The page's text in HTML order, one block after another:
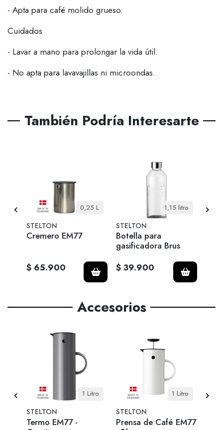
- Apta para café molido grueso.
Cuidados
- Lavar a mano para prolongar la vida útil.
- No apta para lavavajillas ni microondas.
También Podría Interesarte
0,25 L
STELTON
Cremero EM77
$ 65.900
1,15 litro
STELTON
Botella para
gasificadora Brus
$ 39.900
Accesorios
1 Litro
STELTON
Termo EM77 -
1 Litro
STELTON
Prensa de Café EM77